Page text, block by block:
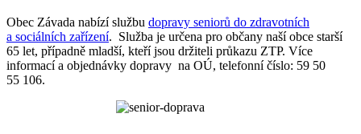
Obec Závada nabízí službu dopravy seniorů do zdravotních
a sociálních zařízení. Služba je určena pro občany naší obce starší
65 let, případně mladší, kteří jsou držiteli průkazu ZTP. Více
informací a objednávky dopravy na OÚ, telefonní číslo: 59 50
55 106.